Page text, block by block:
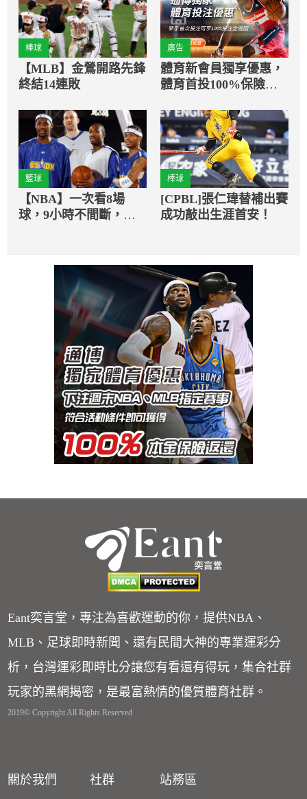
棒球
【MLB】金鶯開路先鋒
終結14連敗
廣告
體育新會員獨享優惠，
體育首投100%保險返
籃球
【NBA】一次看8場
球，9小時不間斷，亞
棒球
[CPBL]張仁瑋替補出賽
成功敲出生涯首安！
Eant奕言堂，專注為喜歡運動的你，提供NBA、
MLB、足球即時新聞、還有民間大神的專業運彩分
析，台灣運彩即時比分讓您有看還有得玩，集合社群
玩家的黑網揭密，是最富熱情的優質體育社群。
2019© Copyright All Rights Reserved
關於我們 社群 站務區